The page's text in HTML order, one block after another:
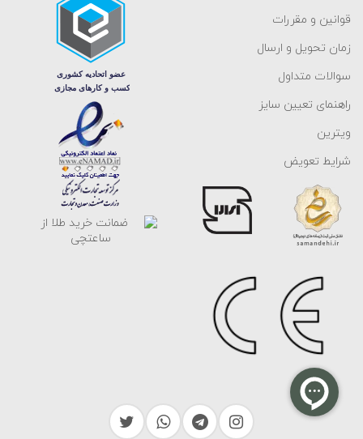
قوانین و مقررات
زمان تحویل و ارسال
سوالات متداول
راهنمای تعیین سایز
ویترین
شرایط تعویض